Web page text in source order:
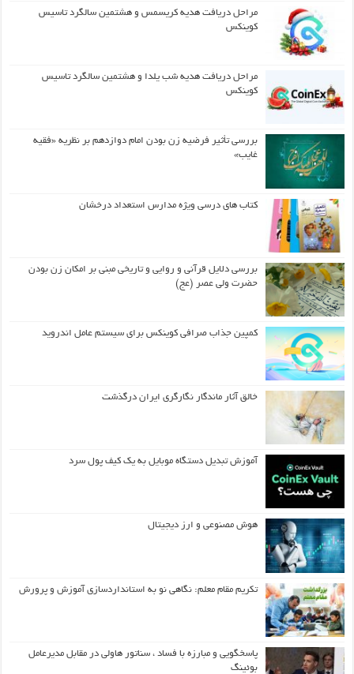
مراحل دریافت هدیه کریسمس و هشتمین سالگرد تاسیس
کوینکس
مراحل دریافت هدیه شب یلدا و هشتمین سالگرد تاسیس
کوینکس
بررسی تأثیر فرضیه زن بودن امام دوازدهم بر نظریه «فقیه
غایب»
کتاب های درسی ویژه مدارس استعداد درخشان
بررسی دلایل قرآنی و روایی و تاریخی مبنی بر امکان زن بودن
حضرت ولی عصر (عج)
کمپین جذاب صرافی کوینکس برای سیستم عامل اندروید
خالق آثار ماندگار نگارگری ایران درگذشت
آموزش تبدیل دستگاه موبایل به یک کیف‌ پول سرد
هوش مصنوعی و ارز دیجیتال
تکریم مقام معلم: نگاهی نو به استانداردسازی آموزش و پرورش
پاسخگویی و مبارزه با فساد ، سناتور هاولی در مقابل مدیرعامل
بوئینگ